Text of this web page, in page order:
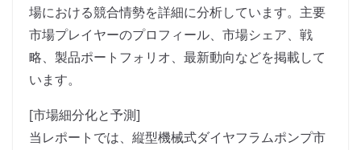
場における競合情勢を詳細に分析しています。主要
市場プレイヤーのプロフィール、市場シェア、戦
略、製品ポートフォリオ、最新動向などを掲載して
います。
[市場細分化と予測]
当レポートでは、縦型機械式ダイヤフラムポンプ市